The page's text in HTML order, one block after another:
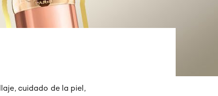
cuidado de la piel,